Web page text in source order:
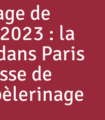
de
: la
Paris
de